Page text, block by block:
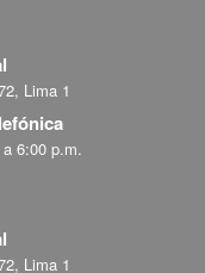
Lima 1
6:00 p.m.
Lima 1